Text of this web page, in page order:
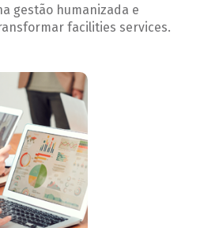
gestão humanizada e
facilities services.